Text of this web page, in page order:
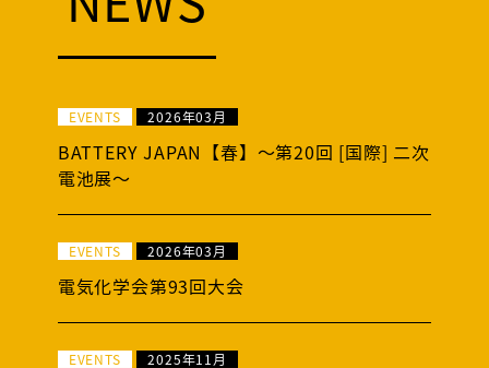
EVENTS 2026年03月
BATTERY JAPAN【春】～第20回 [国際] 二次
電池展～
EVENTS 2026年03月
電気化学会第93回大会
EVENTS 2025年11月